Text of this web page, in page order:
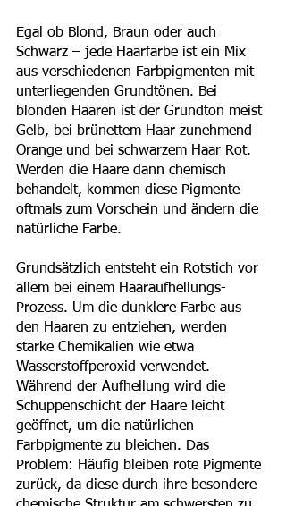
Egal ob Blond, Braun oder auch
Schwarz – jede Haarfarbe ist ein Mix
aus verschiedenen Farbpigmenten mit
unterliegenden Grundtönen. Bei
blonden Haaren ist der Grundton meist
Gelb, bei brünettem Haar zunehmend
Orange und bei schwarzem Haar Rot.
Werden die Haare dann chemisch
behandelt, kommen diese Pigmente
oftmals zum Vorschein und ändern die
natürliche Farbe.
Grundsätzlich entsteht ein Rotstich vor
allem bei einem Haaraufhellungs-
Prozess. Um die dunklere Farbe aus
den Haaren zu entziehen, werden
starke Chemikalien wie etwa
Wasserstoffperoxid verwendet.
Während der Aufhellung wird die
Schuppenschicht der Haare leicht
geöffnet, um die natürlichen
Farbpigmente zu bleichen. Das
Problem: Häufig bleiben rote Pigmente
zurück, da diese durch ihre besondere